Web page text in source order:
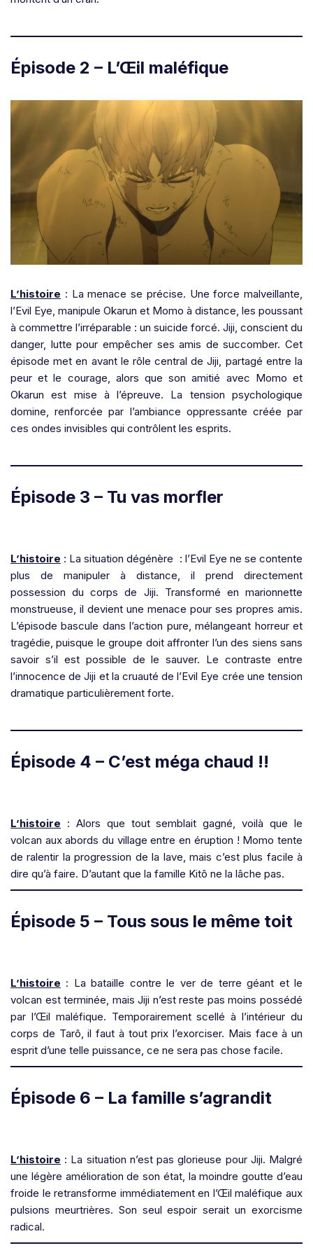
Épisode 2 – L’Œil maléfique
L’histoire : La menace se précise. Une force malveillante,
l’Evil Eye, manipule Okarun et Momo à distance, les poussant
à commettre l’irréparable : un suicide forcé. Jiji, conscient du
danger, lutte pour empêcher ses amis de succomber. Cet
épisode met en avant le rôle central de Jiji, partagé entre la
peur et le courage, alors que son amitié avec Momo et
Okarun est mise à l’épreuve. La tension psychologique
domine, renforcée par l’ambiance oppressante créée par
ces ondes invisibles qui contrôlent les esprits.
Épisode 3 – Tu vas morfler
L’histoire : La situation dégénère : l’Evil Eye ne se contente
plus de manipuler à distance, il prend directement
possession du corps de Jiji. Transformé en marionnette
monstrueuse, il devient une menace pour ses propres amis.
L’épisode bascule dans l’action pure, mélangeant horreur et
tragédie, puisque le groupe doit affronter l’un des siens sans
savoir s’il est possible de le sauver. Le contraste entre
l’innocence de Jiji et la cruauté de l’Evil Eye crée une tension
dramatique particulièrement forte.
Épisode 4 – C’est méga chaud !!
L’histoire : Alors que tout semblait gagné, voilà que le
volcan aux abords du village entre en éruption ! Momo tente
de ralentir la progression de la lave, mais c’est plus facile à
dire qu’à faire. D’autant que la famille Kitô ne la lâche pas.
Épisode 5 – Tous sous le même toit
L’histoire : La bataille contre le ver de terre géant et le
volcan est terminée, mais Jiji n’est reste pas moins possédé
par l’Œil maléfique. Temporairement scellé à l’intérieur du
corps de Tarô, il faut à tout prix l’exorciser. Mais face à un
esprit d’une telle puissance, ce ne sera pas chose facile.
Épisode 6 – La famille s’agrandit
L’histoire : La situation n’est pas glorieuse pour Jiji. Malgré
une légère amélioration de son état, la moindre goutte d’eau
froide le retransforme immédiatement en l’Œil maléfique aux
pulsions meurtrières. Son seul espoir serait un exorcisme
radical.